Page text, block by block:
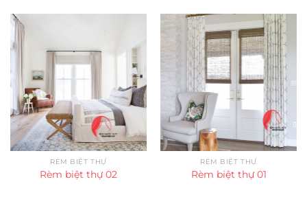
RÈM BIỆT THỰ
Rèm biệt thự 02
RÈM BIỆT THỰ
Rèm biệt thự 01